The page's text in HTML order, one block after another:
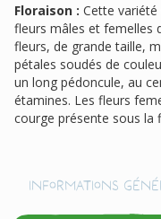
Floraison : Cette
fleurs mâles et femelles
fleurs, de grande taille,
pétales soudés de
un long pédoncule, au
étamines. Les fleurs
courge présente sous la
Informations